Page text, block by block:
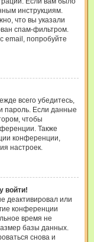
инструкциям.
что вы указали
спам-фильтром.
email, попробуйте
всего убедитесь,
пароль. Если данные
чтобы
Также
конференции,
настроек.
войти!
деактивировал или
конференции
время не
базы данных.
снова и